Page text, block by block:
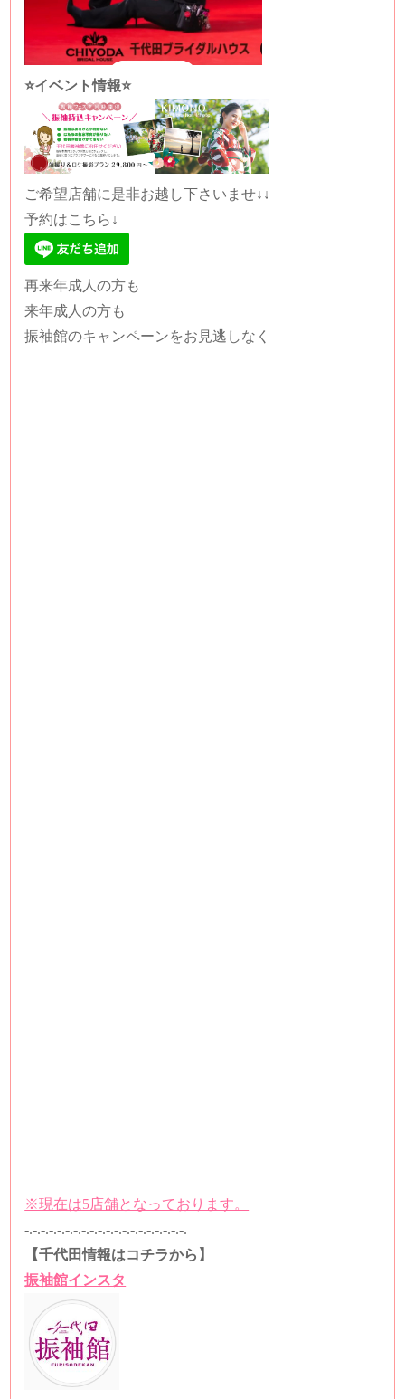
⭐️イベント情報⭐️
ご希望店舗に是非お越し下さいませ↓↓
予約はこちら↓
再来年成人の方も
来年成人の方も
振袖館のキャンペーンをお見逃しなく
※現在は5店舗となっております。
-.-.-.-.-.-.-.-.-.-.-.-.-.-.-.-.-.-.-.-.
【千代田情報はコチラから】
振袖館インスタ